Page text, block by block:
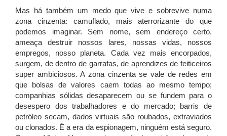
Mas há também um medo que vive e sobrevive numa
zona cinzenta: camuflado, mais aterrorizante do que
podemos imaginar. Sem nome, sem endereço certo,
ameaça destruir nossos lares, nossas vidas, nossos
empregos, nosso planeta. Cada vez mais encorpados,
surgem, de dentro de garrafas, de aprendizes de feiticeiros
super ambiciosos. A zona cinzenta se vale de redes em
que bolsas de valores caem todas ao mesmo tempo;
companhias sólidas desaparecem ou se fundem para o
desespero dos trabalhadores e do mercado; barris de
petróleo secam, dados virtuais são roubados, extraviados
ou clonados. É a era da espionagem, ninguém está seguro.